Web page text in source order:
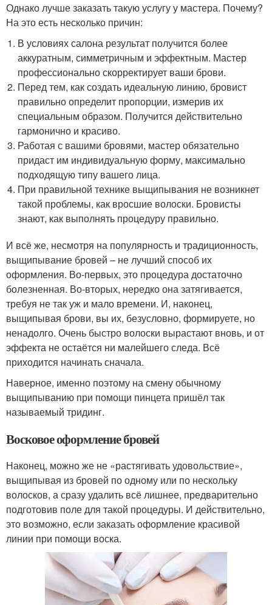
Однако лучше заказать такую услугу у мастера. Почему?
На это есть несколько причин:
В условиях салона результат получится более
аккуратным, симметричным и эффектным. Мастер
профессионально скорректирует ваши брови.
Перед тем, как создать идеальную линию, бровист
правильно определит пропорции, измерив их
специальным образом. Получится действительно
гармонично и красиво.
Работая с вашими бровями, мастер обязательно
придаст им индивидуальную форму, максимально
подходящую типу вашего лица.
При правильной технике выщипывания не возникнет
такой проблемы, как вросшие волоски. Бровисты
знают, как выполнять процедуру правильно.
И всё же, несмотря на популярность и традиционность,
выщипывание бровей – не лучший способ их
оформления. Во-первых, это процедура достаточно
болезненная. Во-вторых, нередко она затягивается,
требуя не так уж и мало времени. И, наконец,
выщипывая брови, вы их, безусловно, формируете, но
ненадолго. Очень быстро волоски вырастают вновь, и от
эффекта не остаётся ни малейшего следа. Всё
приходится начинать сначала.
Наверное, именно поэтому на смену обычному
выщипыванию при помощи пинцета пришёл так
называемый тридинг.
Восковое оформление бровей
Наконец, можно же не «растягивать удовольствие»,
выщипывая из бровей по одному или по нескольку
волосков, а сразу удалить всё лишнее, предварительно
подготовив поле для такой процедуры. И действительно,
это возможно, если заказать оформление красивой
линии при помощи воска.